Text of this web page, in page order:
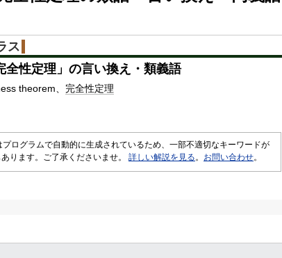
ス
全性定理 」の言い換え・類義語
theorem 完全性定理
ログラムで自動的に生成されているため、一部不適切なキーワードが
ります。ご了承くださいませ。 詳しい解説を見る 。 お問い合わせ。